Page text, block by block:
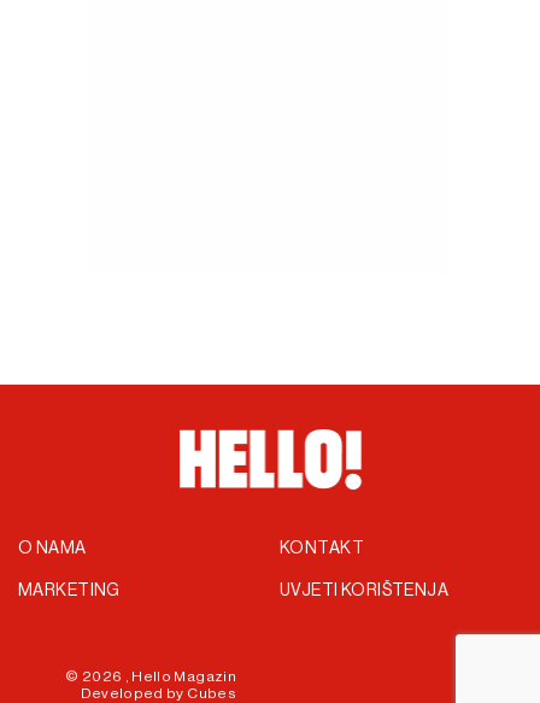
O NAMA
MARKETING
KONTAKT
UVJETI KORIŠTENJA
© 2026 , Hello Magazin
Developed by Cubes